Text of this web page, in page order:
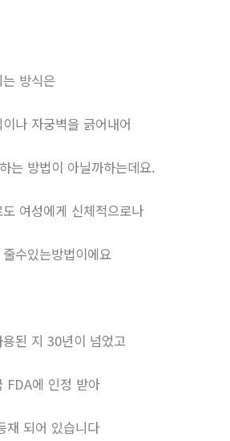
방식은
나 자궁벽을 긁어내어
는 방법이 아닐까하는데요.
여성에게 신체적으로나
수있는방법이에요
된 지 30년이 넘었고
FDA에 인정 받아
재 되어 있습니다